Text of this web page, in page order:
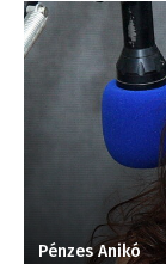
Pénzes Anikó